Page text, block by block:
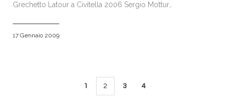
Grechetto Latour a Civitella 2006 Sergio Mottur…
17 Gennaio 2009
1 2 3 4